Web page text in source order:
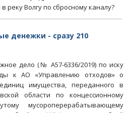
реку Волгу по сбросному каналу?
денежки - сразу 210
дело (№ А57-6336/2019) по иску
к АО «Управлению отходов» о
имущества, переданного в
области по концессионному
мусороперерабатывающему